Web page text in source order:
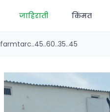
जाहिराती किंमत
farmtarc..45..60..35..45